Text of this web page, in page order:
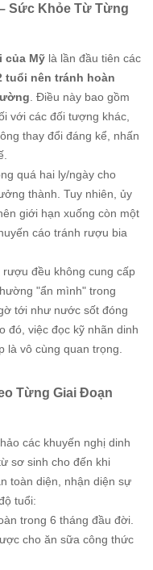
Sức Khỏe Từ Từng
của Mỹ là lần đầu tiên các
tuổi nên tránh hoàn
. Điều này bao gồm
với các đối tượng khác,
thay đổi đáng kể, nhấn
quá hai ly/ngày cho
thành. Tuy nhiên, ủy
giới hạn xuống còn một
cáo tránh rượu bia
đều không cung cấp
"ẩn mình" trong
tới như nước sốt đóng
đó, việc đọc kỹ nhãn dinh
vô cùng quan trọng.
Từng Giai Đoạn
các khuyến nghị dinh
sơ sinh cho đến khi
toàn diện, nhận diện sự
tuổi:
trong 6 tháng đầu đời.
cho ăn sữa công thức